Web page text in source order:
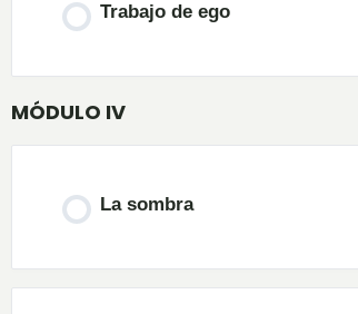
Trabajo de ego
MÓDULO IV
La sombra